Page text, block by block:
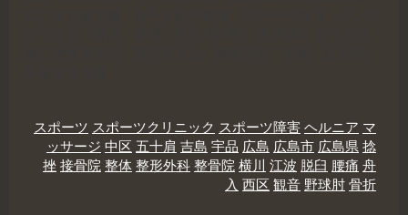
スポーツ スポーツクリニック スポーツ障害 ヘルニア マ
ッサージ 中区 五十肩 吉島 宇品 広島 広島市 広島県 捻
挫 接骨院 整体 整形外科 整骨院 横川 江波 脱臼 腰痛 舟
入 西区 観音 野球肘 骨折